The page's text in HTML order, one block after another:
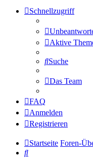
Schnellzugriff
Aktive
Suche
Das Team
FAQ
Anmelden
Registrieren
Startseite Foren-
Suche